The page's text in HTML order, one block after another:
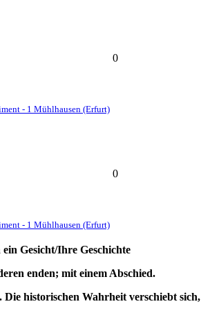
- 1 Mühlhausen (Erfurt)
0
- 1 Mühlhausen (Erfurt)
0
Gesicht/Ihre Geschichte
enden; mit einem Abschied.
historischen Wahrheit verschiebt sich,